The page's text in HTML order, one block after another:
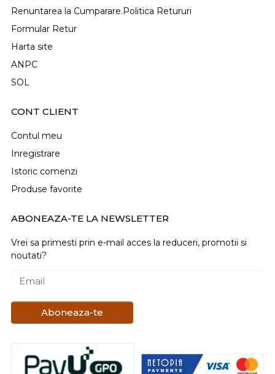
Renuntarea la Cumparare.Politica Retururi
Formular Retur
Harta site
ANPC
SOL
CONT CLIENT
Contul meu
Inregistrare
Istoric comenzi
Produse favorite
ABONEAZA-TE LA NEWSLETTER
Vrei sa primesti prin e-mail acces la reduceri, promotii si
noutati?
Email
Aboneaza-te